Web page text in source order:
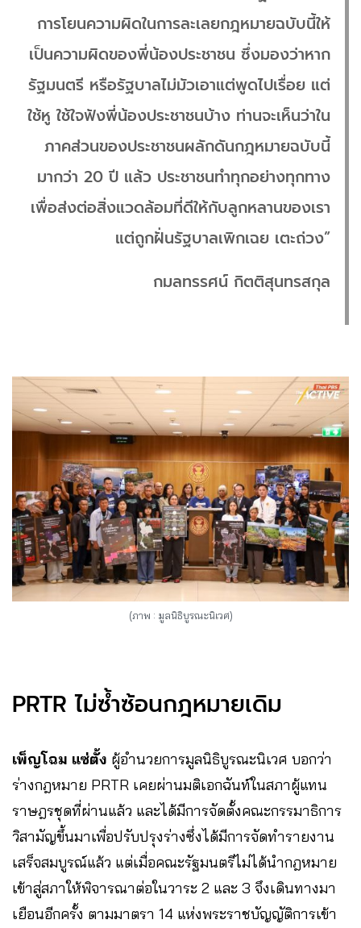
การโยนความผิดในการละเลยกฎหมายฉบับนี้ให้
เป็นความผิดของพี่น้องประชาชน ซึ่งมองว่าหาก
รัฐมนตรี หรือรัฐบาลไม่มัวเอาแต่พูดไปเรื่อย แต่
ใช้หู ใช้ใจฟังพี่น้องประชาชนบ้าง ท่านจะเห็นว่าใน
ภาคส่วนของประชาชนผลักดันกฎหมายฉบับนี้
มากว่า 20 ปี แล้ว ประชาชนทำทุกอย่างทุกทาง
เพื่อส่งต่อสิ่งแวดล้อมที่ดีให้กับลูกหลานของเรา
แต่ถูกฝั่นรัฐบาลเพิกเฉย เตะถ่วง”
กมลทรรศน์ กิตติสุนทรสกุล
(ภาพ : มูลนิธิบูรณะนิเวศ)
PRTR ไม่ซ้ำซ้อนกฎหมายเดิม
เพ็ญโฉม แซ่ตั้ง ผู้อำนวยการมูลนิธิบูรณะนิเวศ บอกว่า
ร่างกฎหมาย PRTR เคยผ่านมติเอกฉันท์ในสภาผู้แทน
ราษฎรชุดที่ผ่านแล้ว และได้มีการจัดตั้งคณะกรรมาธิการ
วิสามัญขึ้นมาเพื่อปรับปรุงร่างซึ่งได้มีการจัดทำรายงาน
เสร็จสมบูรณ์แล้ว แต่เมื่อคณะรัฐมนตรีไม่ได้นำกฎหมาย
เข้าสู่สภาให้พิจารณาต่อในวาระ 2 และ 3 จึงเดินทางมา
เยือนอีกครั้ง ตามมาตรา 14 แห่งพระราชบัญญัติการเข้า